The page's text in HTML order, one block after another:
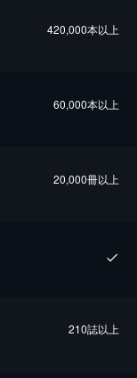
420,000本以上
60,000本以上
20,000冊以上
210誌以上